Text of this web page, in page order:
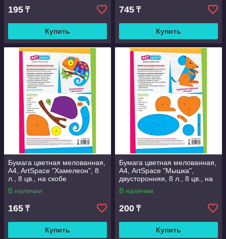
195 ₸
Купить
745 ₸
Купить
Бумага цветная мелованная,
А4, ArtSpace "Хамелеон", 8
л., 8 цв., на скобе
В наличии
165 ₸
Купить
Бумага цветная мелованная,
А4, ArtSpace "Мышка",
двусторонняя, 8 л., 8 цв., на
скобе
В наличии
200 ₸
Купить